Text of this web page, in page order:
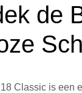
de
Classic is een